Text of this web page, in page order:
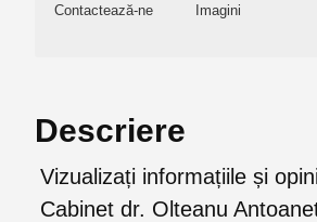
Contactează-ne Imagini
Descriere
Vizualizați informațiile și
Cabinet dr. Olteanu